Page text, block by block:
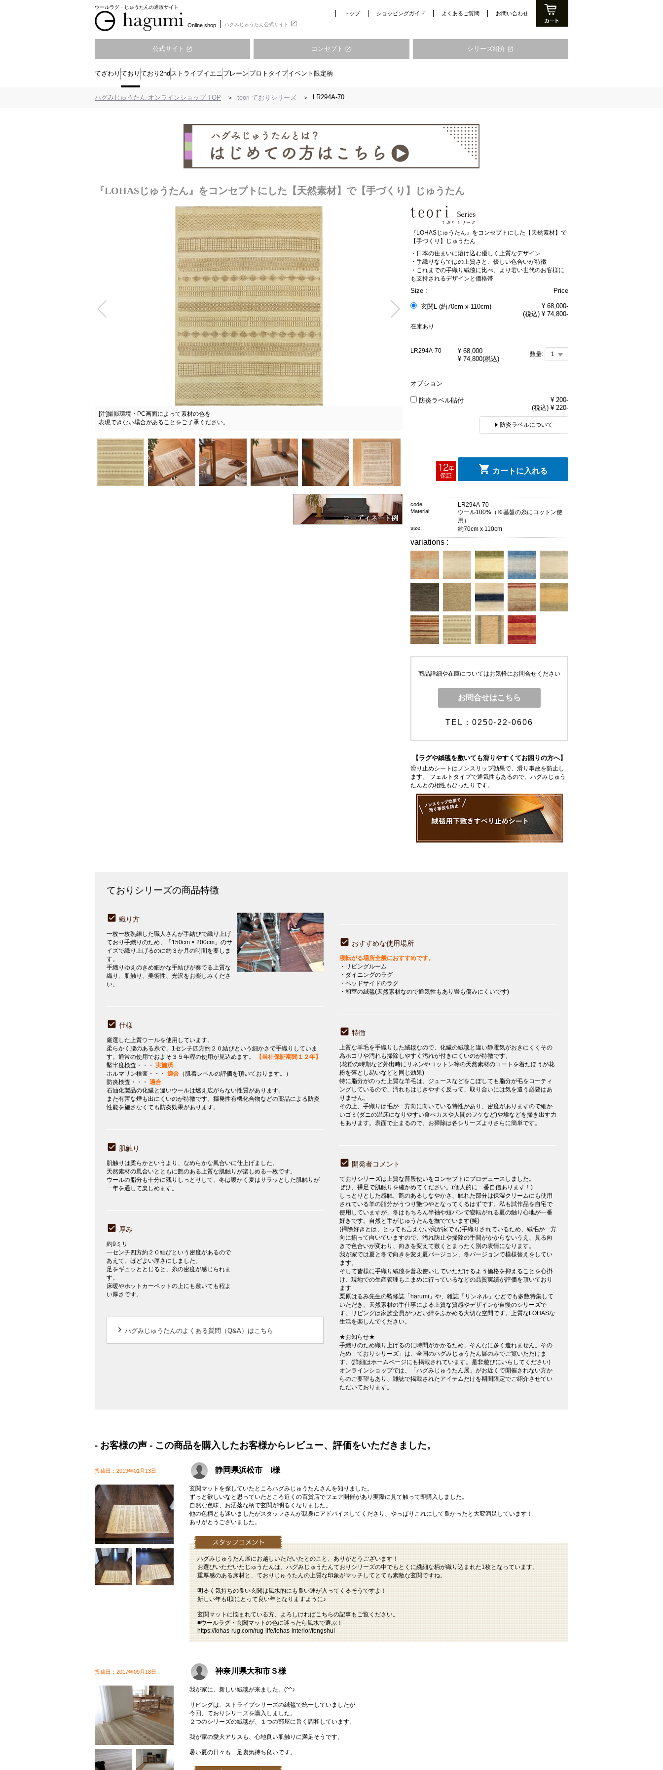
ウールラグ・じゅうたんの通販サイト
Online shop ハグみじゅうたん公式サイト open_in_new
トップ ショッピングガイド よくあるご質問 お問い合わせ
公式サイト open_in_new コンセプト open_in_new シリーズ紹介 open_in_new
てざわり ており ており2nd ストライプイエニ プレーン プロトタイプイベント限定柄
ハグみじゅうたん オンラインショップ TOP teori ておりシリーズ LR294A-70
『LOHASじゅうたん』をコンセプトにした【天然素材】で【手づくり】じゅうたん
[注]撮影環境・PC画面によって素材の色を
表現できない場合があることをご了承ください。
【数量限定】ておりシリーズ / LR204A
『LOHASじゅうたん』をコンセプトにした【天然素材】で
【手づくり】じゅうたん
・日本の住まいに溶け込む優しく上質なデザイン
・手織りならではの上質さと、優しい色合いが特徴
・これまでの手織り絨毯に比べ、より若い世代のお客様に
も支持されるデザインと価格帯
Size : Price
- 玄関L (約70cm x 110cm)
¥ 68,000-
(税込) ¥ 74,800-
在庫あり
LR294A-70 ¥ 68,000
¥ 74,800(税込)
数量:
オプション
防炎ラベル貼付
¥ 200-
(税込) ¥ 220-
防炎ラベルについて
カートに入れる
code: LR294A-70
Material:
ウール100%（※基盤の糸にコットン使
用）
size: 約70cm x 110cm
variations :
商品詳細や在庫についてはお気軽にお問合せください
お問合せはこちら
TEL：0250-22-0606
【ラグや絨毯を敷いても滑りやすくてお困りの方へ】
滑り止めシートはノンスリップ効果で、滑り事故を防止し
ます。 フェルトタイプで通気性もあるので、ハグみじゅう
たんとの相性もぴったりです。
ておりシリーズの商品特徴
織り方
一枚一枚熟練した職人さんが手結びで織り上げ
ており手織りのため、「150cm × 200cm」のサ
イズで織り上げるのに約３か月の時間を要しま
す。
手織りゆえのきめ細かな手結びが奏でる上質な
織り、肌触り、美術性、光沢をお楽しみくださ
い。
仕様
厳選した上質ウールを使用しています。
柔らかく腰のある糸で、1センチ四方約２０結びという細かさで手織りしていま
す。通常の使用でおよそ３５年程の使用が見込めます。
【当社保証期間１２年】
堅牢度検査・・・ 実施済
ホルマリン検査・・・ 適合 （肌着レベルの評価を頂いております。）
防炎検査・・・ 適合
石油化製品の化繊と違いウールは燃え広がらない性質があります。
また有害な煙も出にくいのが特徴です。揮発性有機化合物などの薬品による防炎
性能を施さなくても防炎効果があります。
肌触り
肌触りは柔らかというより、なめらかな風合いに仕上げました。
天然素材の風合いとともに艶のある上質な肌触りが楽しめる一枚です。
ウールの脂分も十分に残りしっとりして、冬は暖かく夏はサラッとした肌触りが
一年を通して楽しめます。
厚み
約9ミリ
一センチ四方約２０結びという密度があるので
あえて、ほどよい厚さにしました。
足をギュッととじると、糸の密度が感じられま
す。
床暖やホットカーペットの上にも敷いても程よ
い厚さです。
keyboard_arrow_right ハグみじゅうたんのよくある質問（Q&A）はこちら
おすすめな使用場所
寝転がる場所全般におすすめです。
・リビングルーム
・ダイニングのラグ
・ベッドサイドのラグ
・和室の絨毯(天然素材なので通気性もあり畳も傷みにくいです)
特徴
上質な羊毛を手織りした絨毯なので、化繊の絨毯と違い静電気がおきにくくその
為ホコリや汚れも掃除しやすく汚れが付きにくいのが特徴です。
(花粉の時期など外出時にリネンやコットン等の天然素材のコートを着たほうが花
粉を落とし易いなどと同じ効果)
特に脂分がのった上質な羊毛は、ジュースなどをこぼしても脂分が毛をコーティ
ングしているので、汚れもはじきやすく反って、取り合いには気を遣う必要はあ
りません。
その上、手織りは毛が一方向に向いている特性があり、密度がありますので細か
いゴミ(ダニの温床になりやすい食べカスや人間のフケなど)や埃などを掃き出す力
もあります。表面で止まるので、お掃除は各シリーズよりさらに簡単です。
開発者コメント
ておりシリーズは上質な普段使いをコンセプトにプロデュースしました。
ぜひ、裸足で肌触りを確かめてください。(個人的に一番自信あります！)
しっとりとした感触、艶のあるしなやかさ、触れた部分は保湿クリームにも使用
されている羊の脂分がうつり艶つやとなってくるはずです。私も試作品を自宅で
使用していますが、冬はもちろん半袖や短パンで寝転がれる夏の触り心地が一番
好きです。自然と手がじゅうたんを撫でています(笑)
(掃除好きとは、とっても言えない我が家でも)手織りされているため、絨毛が一方
向に揃って向いていますので、汚れ防止や掃除の手間がかからないうえ、見る向
きで色合いが変わり、向きを変えて敷くとまったく別の表情になります。
我が家では夏と冬で向きを変え夏バージョン、冬バージョンで模様替えをしてい
ます。
そして皆様に手織り絨毯を普段使いしていただけるよう価格を抑えることを心掛
け、現地での生産管理もこまめに行っているなどの品質実績が評価を頂いており
ます
栗原はるみ先生の監修誌「harumi」や、雑誌「リンネル」などでも多数特集して
いただき、天然素材の手仕事による上質な質感やデザインが自慢のシリーズで
す。リビングは家族全員がつどい絆をふかめる大切な空間です。上質なLOHASな
生活を楽しんでください。
★お知らせ★
手織りのため織り上げるのに時間がかかるため、そんなに多く造れません。その
ため「ておりシリーズ」は、全国のハグみじゅうたん展のみでご覧いただけま
す。(詳細はホームページにも掲載されています。是非遊びにいらしてください)
オンラインショップでは、「ハグみじゅうたん展」がお近くで開催されない方か
らのご要望もあり、雑誌で掲載されたアイテムだけを期間限定でご紹介させてい
ただいております。
- お客様の声 - この商品を購入したお客様からレビュー、評価をいただきました。
投稿日：2019年01月13日 静岡県浜松市 I様
玄関マットを探していたところハグみじゅうたんさんを知りました。
ずっと欲しいなと思っていたところ近くの百貨店でフェア開催があり実際に見て触って即購入しました。
自然な色味、お洒落な柄で玄関が明るくなりました。
他の色柄とも迷いましたがスタッフさんが親身にアドバイスしてくださり、やっぱりこれにして良かったと大変満足しています！
ありがとうございました。
ハグみじゅうたん展にお越しいただいたとのこと、ありがとうございます！
お選びいただいたじゅうたんは、ハグみじゅうたんておりシリーズの中でもとくに繊細な柄が織り込まれた1枚となっています。
重厚感のある床材と、ておりじゅうたんの上質な印象がマッチしてとても素敵な玄関ですね。
明るく気持ちの良い玄関は風水的にも良い運が入ってくるそうですよ！
新しい年もI様にとって良い年となりますように♪
玄関マットに悩まれている方、よろしければこちらの記事もご覧ください。
■ウールラグ・玄関マットの色に迷ったら風水で選ぶ！
https://lohas-rug.com/rug-life/lohas-interior/fengshui
投稿日：2017年09月18日 神奈川県大和市Ｓ様
我が家に、新しい絨毯が来ました。(^^♪
リビングは、ストライプシリーズの絨毯で統一していましたが
今回、ておりシリーズを購入しました。
２つのシリーズの絨毯が、１つの部屋に旨く調和しています。
我が家の愛犬アリスも、心地良い肌触りに満足そうです。
暑い夏の日々も 足裏気持ち良いです。